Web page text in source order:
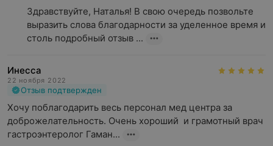
Здравствуйте, Наталья! В свою очередь позвольте
выразить слова благодарности за уделенное время и
столь подробный отзыв ...
Инесса
22 ноября 2022
Отзыв подтвержден
Хочу поблагодарить весь персонал мед центра за
доброжелательность. Очень хороший  и грамотный врач
гастроэнтеролог Гаман...